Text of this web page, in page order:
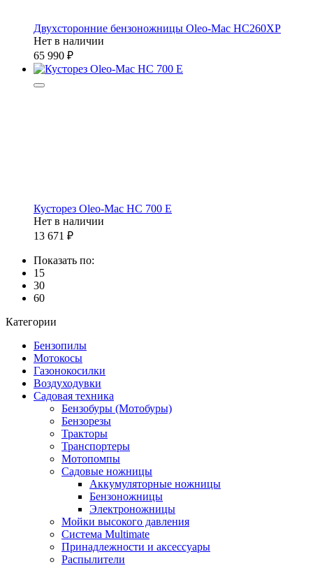
Двухсторонние бензоножницы Oleo-Mac HC260XP
Нет в наличии
65 990
Кусторез Oleo-Mac HC 700 E
Нет в наличии
13 671
Показать по:
15
30
60
Категории
Бензопилы
Мотокосы
Газонокосилки
Воздуходувки
Садовая техника
Бензобуры (Мотобуры)
Бензорезы
Тракторы
Транспортеры
Мотопомпы
Садовые ножницы
Аккумуляторные ножницы
Бензоножницы
Электроножницы
Мойки высокого давления
Система Multimate
Принадлежности и аксессуары
Распылители